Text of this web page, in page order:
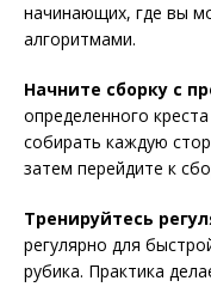
начинающих, где вы
алгоритмами.
Начните сборку с
определенного
собирать каждую
затем перейдите к
Тренируйтесь
регулярно для
рубика. Практика